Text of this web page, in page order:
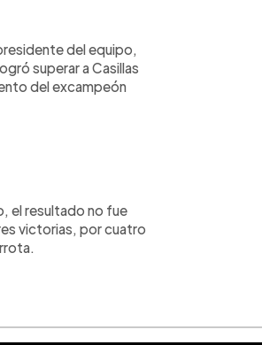
del equipo,
superar a Casillas
del excampeón
el resultado no fue
victorias, por cuatro